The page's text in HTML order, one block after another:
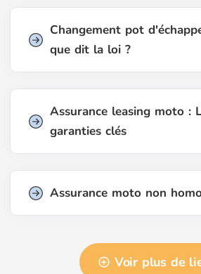
Changement pot
que dit la loi ?
Assurance leasing moto :
garanties clés
Assurance moto non
Voir plus de